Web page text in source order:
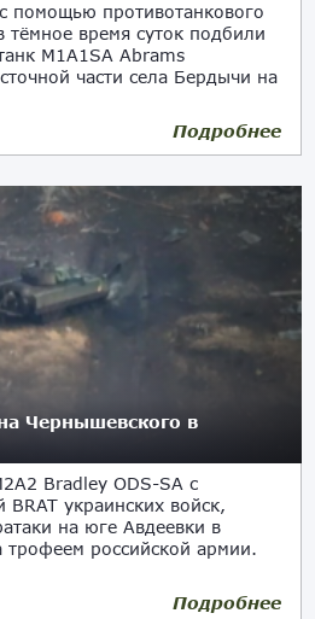
помощью противотанкового
тёмное время суток подбили
M1A1SA Abrams
части села Бердычи на
Подробнее
Чернышевского в
Bradley ODS-SA с
украинских войск,
на юге Авдеевки в
трофеем российской армии.
Подробнее